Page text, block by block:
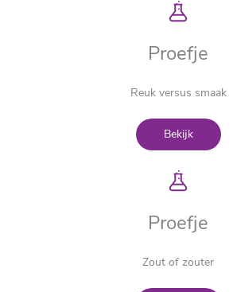
Proefje
Reuk versus smaak
Bekijk
Proefje
Zout of zouter